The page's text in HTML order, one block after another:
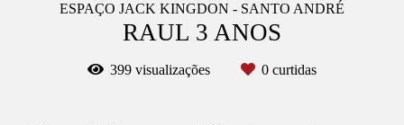
ESPAÇO JACK KINGDON - SANTO ANDRÉ
RAUL 3 ANOS
399 visualizações 0 curtidas